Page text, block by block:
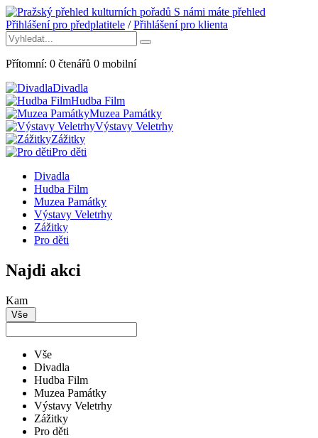
S námi máte přehled
Přihlášení pro předplatitele /Přihlášení pro klienta
Přítomní: 0 čtenářů 0 mobilní
Divadla
Hudba Film
Muzea Památky
Výstavy Veletrhy
Zážitky
Pro děti
Divadla
Hudba Film
Muzea Památky
Výstavy Veletrhy
Zážitky
Pro děti
Najdi akci
Kam
Vše
Vše
Divadla
Hudba Film
Muzea Památky
Výstavy Veletrhy
Zážitky
Pro děti